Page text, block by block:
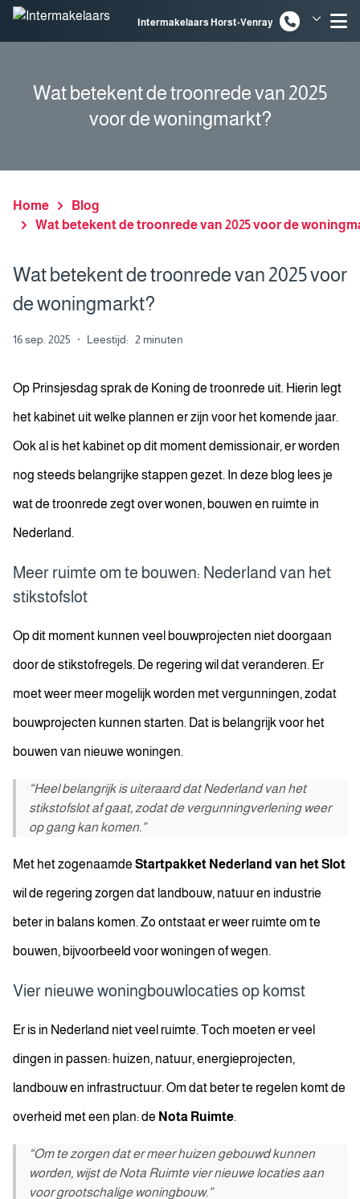
Spring naar inhoud
Intermakelaars Horst-Venray
Wat betekent de troonrede van 2025
voor de woningmarkt?
Home
Blog
Wat betekent de troonrede van 2025 voor de
Wat betekent de troonrede van 2025 voor
de woningmarkt?
16 sep. 2025 · Leestijd: 2 minuten
Op Prinsjesdag sprak de Koning de troonrede uit. Hierin legt
het kabinet uit welke plannen er zijn voor het komende jaar.
Ook al is het kabinet op dit moment demissionair, er worden
nog steeds belangrijke stappen gezet. In deze blog lees je
wat de troonrede zegt over wonen, bouwen en ruimte in
Nederland.
Meer ruimte om te bouwen: Nederland van het
stikstofslot
Op dit moment kunnen veel bouwprojecten niet doorgaan
door de stikstofregels. De regering wil dat veranderen. Er
moet weer meer mogelijk worden met vergunningen, zodat
bouwprojecten kunnen starten. Dat is belangrijk voor het
bouwen van nieuwe woningen.
“Heel belangrijk is uiteraard dat Nederland van het
stikstofslot af gaat, zodat de vergunningverlening weer
op gang kan komen.”
Met het zogenaamde Startpakket Nederland van het Slot
wil de regering zorgen dat landbouw, natuur en industrie
beter in balans komen. Zo ontstaat er weer ruimte om te
bouwen, bijvoorbeeld voor woningen of wegen.
Vier nieuwe woningbouwlocaties op komst
Er is in Nederland niet veel ruimte. Toch moeten er veel
dingen in passen: huizen, natuur, energieprojecten,
landbouw en infrastructuur. Om dat beter te regelen komt de
overheid met een plan: de Nota Ruimte.
“Om te zorgen dat er meer huizen gebouwd kunnen
worden, wijst de Nota Ruimte vier nieuwe locaties aan
voor grootschalige woningbouw.”